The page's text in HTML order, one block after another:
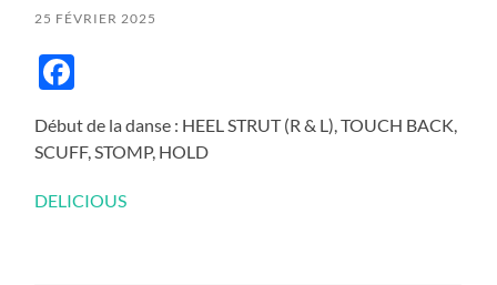
25 FÉVRIER 2025
Début de la danse : HEEL STRUT (R & L), TOUCH BACK,
SCUFF, STOMP, HOLD
DELICIOUS